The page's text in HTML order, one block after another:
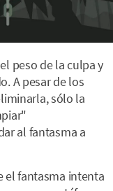
peso de la culpa y
A pesar de los
sólo la
al fantasma a
el fantasma intenta